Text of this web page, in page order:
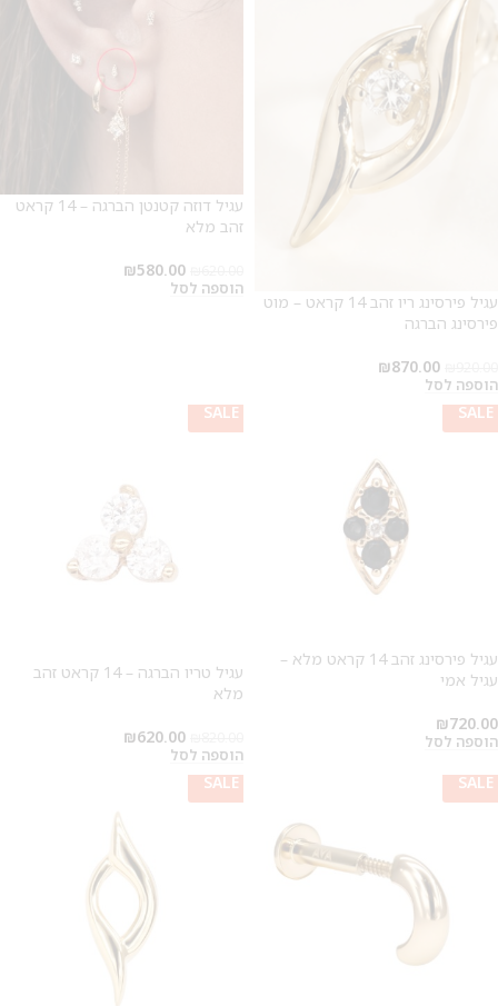
עגיל פירסינג ריו זהב 14 קראט – מוט
פירסינג הברגה
₪870.00
הוספה לסל
עגיל דוזה קטנטן הברגה – 14 קראט
זהב מלא
₪580.00
הוספה לסל
SALE
עגיל פירסינג זהב 14 קראט מלא –
עגיל אמי
₪720.00
הוספה לסל
SALE
SALE
עגיל טריו הברגה – 14 קראט זהב
מלא
₪620.00
הוספה לסל
SALE
SALE
SALE